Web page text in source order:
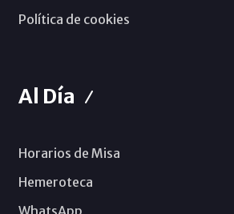
Política de cookies
Al Día
Horarios de Misa
Hemeroteca